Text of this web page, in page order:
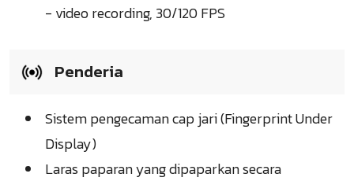
- video recording, 30/120 FPS
Penderia
Sistem pengecaman cap jari (Fingerprint Under
Display)
Laras paparan yang dipaparkan secara